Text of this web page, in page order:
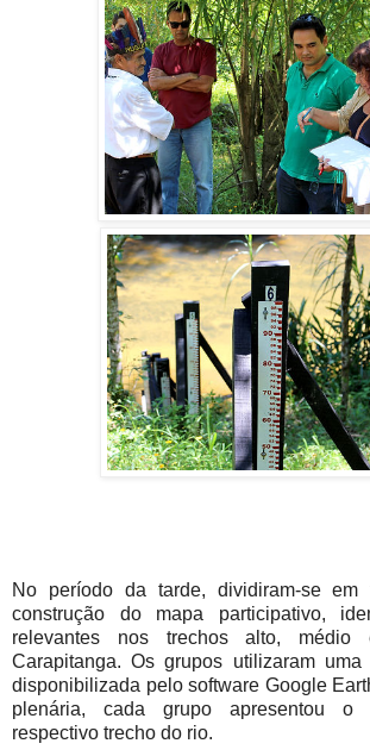
No período da tarde, dividiram-se em
construção do mapa participativo,
relevantes nos trechos alto,
Carapitanga. Os grupos utilizaram uma
disponibilizada pelo software Google
plenária, cada grupo apresentou o
respectivo trecho do rio.